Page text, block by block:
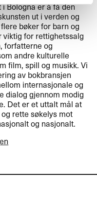
Bologna er å få den
ut i verden og
bøker for barn og
viktig for rettighetssalg
forfatterne og
andre kulturelle
film, spill og musikk. Vi
av bokbransjen
internasjonale og
dialog gjennom modig
Det er et uttalt mål at
rette søkelys mot
og nasjonalt.